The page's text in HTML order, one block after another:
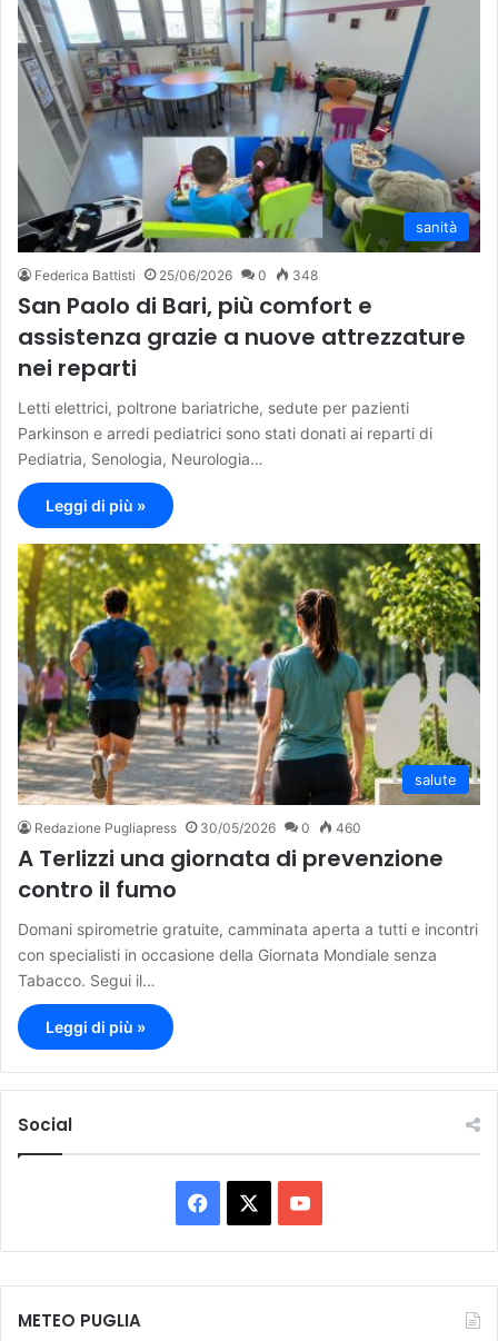
sanità
Federica Battisti 25/06/2026 0 348
San Paolo di Bari, più comfort e
assistenza grazie a nuove attrezzature
nei reparti
Letti elettrici, poltrone bariatriche, sedute per pazienti
Parkinson e arredi pediatrici sono stati donati ai reparti di
Pediatria, Senologia, Neurologia…
Leggi di più »
salute
Redazione Pugliapress 30/05/2026 0 460
A Terlizzi una giornata di prevenzione
contro il fumo
Domani spirometrie gratuite, camminata aperta a tutti e incontri
con specialisti in occasione della Giornata Mondiale senza
Tabacco. Segui il…
Leggi di più »
Social
a
c
o
u
METEO PUGLIA